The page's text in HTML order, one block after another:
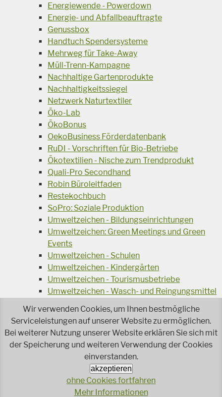
Energiewende - Powerdown
Energie- und Abfallbeauftragte
Genussbox
Handtuch Spendersysteme
Mehrweg für Take-Away
Müll-Trenn-Kampagne
Nachhaltige Gartenprodukte
Nachhaltigkeitssiegel
Netzwerk Naturtextiler
Öko-Lab
ÖkoBonus
OekoBusiness Förderdatenbank
RuDI - Vorschriften für Bio-Betriebe
Ökotextilien - Nische zum Trendprodukt
Quali-Pro Secondhand
Robin Büroleitfaden
Restekochbuch
SoPro: Soziale Produktion
Umweltzeichen - Bildungseinrichtungen
Umweltzeichen: Green Meetings und Green
Events
Umweltzeichen - Schulen
Umweltzeichen - Kindergärten
Umweltzeichen - Tourismusbetriebe
Umweltzeichen - Wasch- und Reingungsmittel
Veranstaltungsreihe Ressourcen-Effizienz
Wiederverwendung von Elektroaltgeräten
Wasser - das Businessgetränk
Wohnprojekt Parcours
Jetzt faire und ökologische Mode kaufen!
Reparieren leicht gemacht!
Wir verwenden Cookies, um Ihnen bestmögliche
Serviceleistungen auf unserer Website zu ermöglichen.
Bei weiterer Nutzung unserer Website erklären Sie sich mit
der Speicherung und weiteren Verwendung der Cookies
einverstanden.
akzeptieren
ohne Cookies fortfahren
Mehr Informationen